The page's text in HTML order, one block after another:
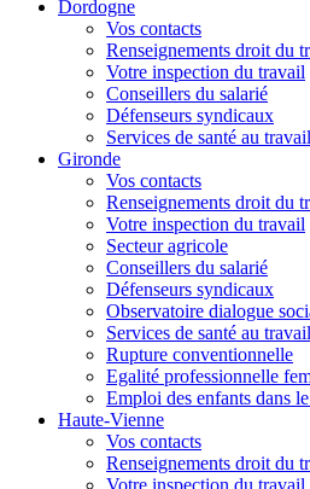
Dordogne
Vos contacts
Renseignements droit du
Votre inspection du travail
Conseillers du salarié
Défenseurs syndicaux
Services de santé au travail
Gironde
Vos contacts
Renseignements droit du
Votre inspection du travail
Secteur agricole
Conseillers du salarié
Défenseurs syndicaux
Observatoire dialogue
Services de santé au travail
Rupture conventionnelle
Egalité professionnelle
Emploi des enfants dans
Haute-Vienne
Vos contacts
Renseignements droit du